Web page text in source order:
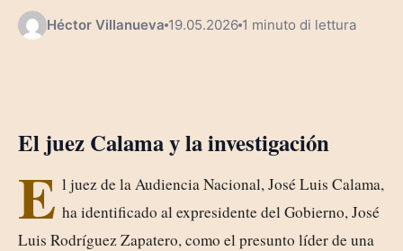
Héctor Villanueva 19.05.2026 1 minuto di lettura
El juez Calama y la investigación
E l juez de la Audiencia Nacional, José Luis Calama,
ha identificado al expresidente del Gobierno, José
Luis Rodríguez Zapatero, como el presunto líder de una